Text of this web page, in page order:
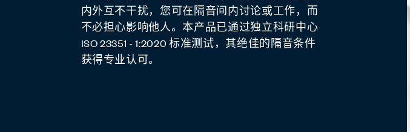
内外互不干扰，您可在隔音间内讨论或工作，而
不必担心影响他人。本产品已通过独立科研中心
ISO 23351 - 1:2020 标准测试，其绝佳的隔音条件
获得专业认可。
装。隔音板、地毯及桌椅都拥有简洁优雅的功能
性设计，可在此基础上个性化隔音间，使之适配
您公司的装修风格。
的空气交换最大限度提高了隔音间的安全性，并
可防止病菌的传播。通风系统由隔音间内部的运
动传感器控制。